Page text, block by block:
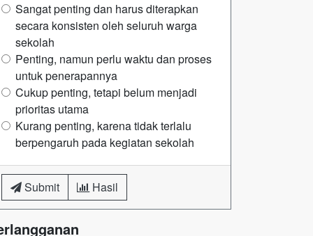
Sangat penting dan harus diterapkan
secara konsisten oleh seluruh warga
sekolah
Penting, namun perlu waktu dan proses
untuk penerapannya
Cukup penting, tetapi belum menjadi
prioritas utama
Kurang penting, karena tidak terlalu
berpengaruh pada kegiatan sekolah
Submit Hasil